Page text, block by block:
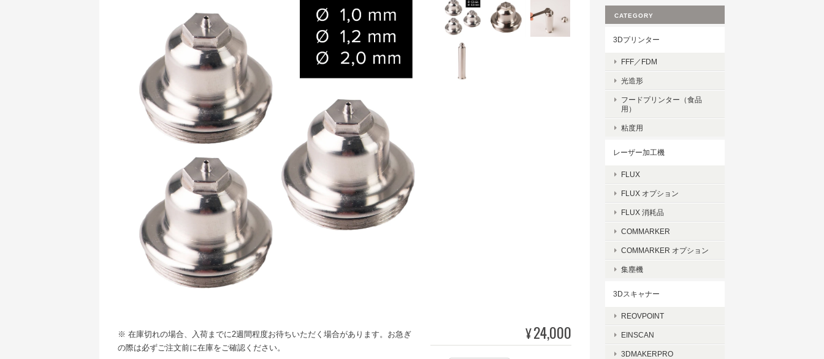
※ 在庫切れの場合、入荷までに2週間程度お待ちいただく場合があります。お急ぎ
の際は必ずご注文前に在庫をご確認ください。
¥24,000
CATEGORY
3Dプリンター
FFF／FDM
光造形
フードプリンター（食品
用）
粘度用
レーザー加工機
FLUX
FLUX オプション
FLUX 消耗品
COMMARKER
COMMARKER オプション
集塵機
3Dスキャナー
REOVPOINT
EINSCAN
3DMAKERPRO